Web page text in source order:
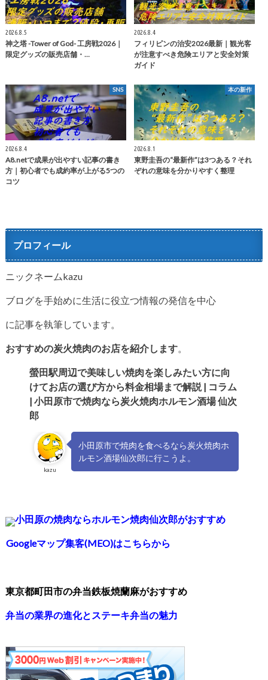
2026.8.5
神之塔 -Tower of God- 工房戦2026｜
限定グッズの販売店舗・…
2026.8.4
フィリピンの治安2026最新｜観光客
が注意すべき危険エリアと安全対策
ガイド
SNS
2026.8.4
A8.netで成果が出やすい記事の書き
方｜初心者でも成約率が上がる5つの
コツ
本の新作
2026.8.1
東野圭吾の“最新作”は3つある？それ
ぞれの意味を分かりやすく整理
プロフィール
ニックネームkazu
ブログを手始めに生活に役立つ情報の発信を中心
に記事を執筆しています。
おすすめの炭火焼肉のお店を紹介します。
螢田駅周辺で美味しい焼肉を楽しみたい方に向
けてお店の選び方から料金相場まで解説 | コラム
| 小田原市で焼肉なら炭火焼肉ホルモン酒場 仙次
郎
kazu
小田原市で焼肉を食べるなら炭火焼肉ホ
ルモン酒場仙次郎に行こうよ。
小田原の焼肉ならホルモン焼肉仙次郎がおすすめ
Googleマップ集客(MEO)はこちらから
東京都町田市の弁当鉄板焼蘭麻がおすすめ
弁当の業界の進化とステーキ弁当の魅力